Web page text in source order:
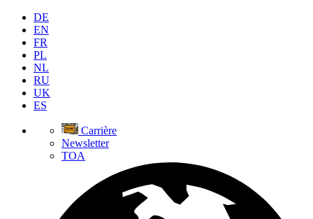
DE
EN
FR
PL
NL
RU
UK
ES
Carrière
Newsletter
TOA